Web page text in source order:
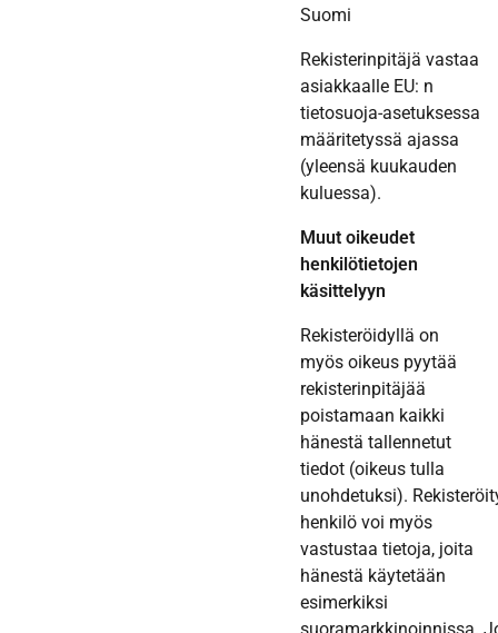
Suomi
Rekisterinpitäjä vastaa
asiakkaalle EU: n
tietosuoja-asetuksessa
määritetyssä ajassa
(yleensä kuukauden
kuluessa).
Muut oikeudet
henkilötietojen
käsittelyyn
Rekisteröidyllä on
myös oikeus pyytää
rekisterinpitäjää
poistamaan kaikki
hänestä tallennetut
tiedot (oikeus tulla
unohdetuksi).
henkilö voi myös
vastustaa tietoja, joita
hänestä käytetään
esimerkiksi